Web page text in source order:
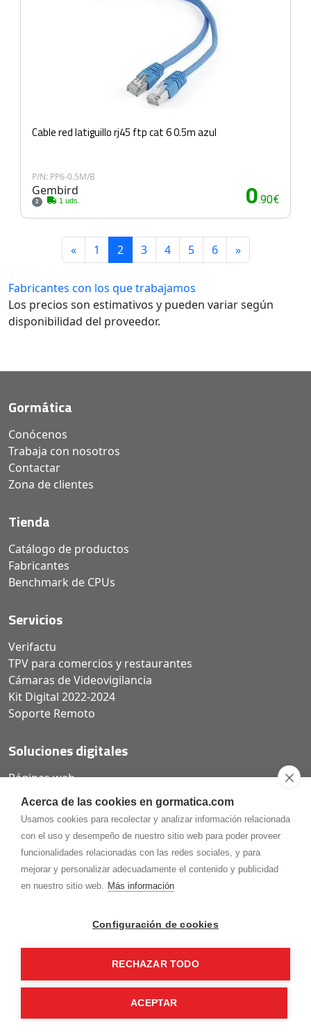
Acerca de las cookies en gormatica.com
Usamos cookies para recolectar y analizar información relacionada
con el uso y desempeño de nuestro sitio web para poder proveer
funcionalidades relacionadas con las redes sociales, y para
mejorar y personalizar adecuadamente el contenido y publicidad
en nuestro sitio web. Más información
Configuración de cookies
RECHAZAR TODO
ACEPTAR
Cable red latiguillo rj45 ftp cat 6 0.5m azul
P/N: PP6-0.5M/B
Gembird
2 1 uds. 0.90€
« 1 2 3 4 5 6 »
Fabricantes con los que trabajamos
Los precios son estimativos y pueden variar según
disponibilidad del proveedor.
Gormática
Conócenos
Trabaja con nosotros
Contactar
Zona de clientes
Tienda
Catálogo de productos
Fabricantes
Benchmark de CPUs
Servicios
Verifactu
TPV para comercios y restaurantes
Cámaras de Videovigilancia
Kit Digital 2022-2024
Soporte Remoto
Soluciones digitales
Páginas web
Tiendas online
975.368.262
¡Síguenos en nuestras redes!